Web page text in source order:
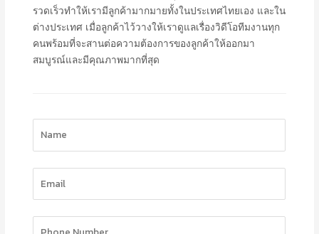
รวดเร็วทำให้เรามีลูกค้ามากมายทั้งในประเทศไทยเอง และใน
ต่างประเทศ เมื่อลูกค้าไว้วางให้เราดูแลเรื่องวิดีโอทีมงานทุก
คนพร้อมที่จะสานต่อความต้องการของลูกค้าให้ออกมา
สมบูรณ์และมีคุณภาพมากที่สุด